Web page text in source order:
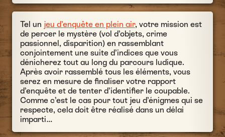
Tel un jeu d’enquête en plein air, votre mission est
de percer le mystère (vol d’objets, crime
passionnel, disparition) en rassemblant
conjointement une suite d’indices que vous
dénicherez tout au long du parcours ludique.
Après avoir rassemblé tous les éléments, vous
serez en mesure de finaliser votre rapport
d’enquête et de tenter d’identifier le coupable.
Comme c’est le cas pour tout jeu d’énigmes qui se
respecte, cela doit être réalisé dans un délai
imparti…